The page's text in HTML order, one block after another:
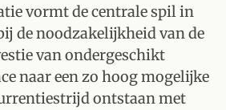
vormt de centrale spil in
de noodzakelijkheid van de
van ondergeschikt
naar een zo hoog mogelijke
ontstaan met